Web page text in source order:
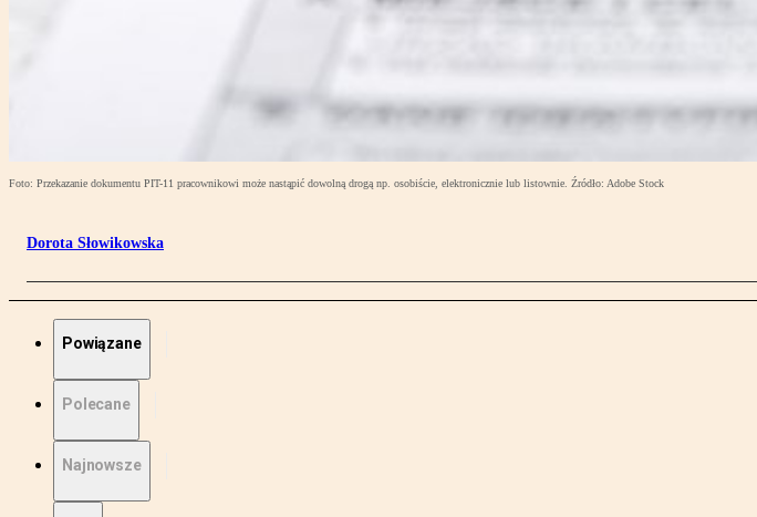
Foto: Przekazanie dokumentu PIT-11 pracownikowi może nastąpić dowolną drogą np. osobiście, elektronicznie lub listownie. Źródło: Adobe Stock
Dorota Słowikowska
Powiązane
Polecane
Najnowsze